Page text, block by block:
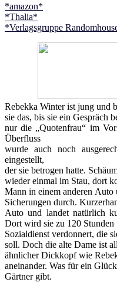
*amazon*
*Thalia*
*Verlagsgruppe
Rebekka Winter ist jung und
sie das, bis sie ein Gespräch
nur die „Quotenfrau“ im
Überfluss
wurde auch noch
eingestellt,
der sie betrogen hatte.
wieder einmal im Stau, dort
Mann in einem anderen Auto
Sicherungen durch.
Auto und landet natürlich
Dort wird sie zu 120 Stunden
Sozialdienst verdonnert, die
soll. Doch die alte Dame ist
ähnlicher Dickkopf wie
aneinander. Was für ein
Gärtner gibt.